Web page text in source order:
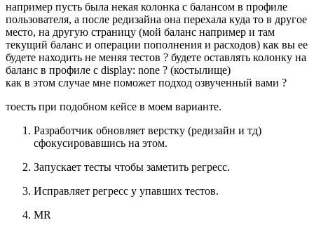
например пусть была некая колонка с балансом в профиле
пользователя, а после редизайна она перехала куда то в другое
место, на другую страницу (мой баланс например и там
текущий баланс и операции пополнения и расходов) как вы ее
будете находить не меняя тестов ? будете оставлять колонку на
баланс в профиле с display: none ? (костылище)
как в этом случае мне поможет подход озвученный вами ?
тоесть при подобном кейсе в моем варианте.
Разработчик обновляет верстку (редизайн и тд)
сфокусировавшись на этом.
Запускает тесты чтобы заметить регресс.
Исправляет регресс у упавших тестов.
MR